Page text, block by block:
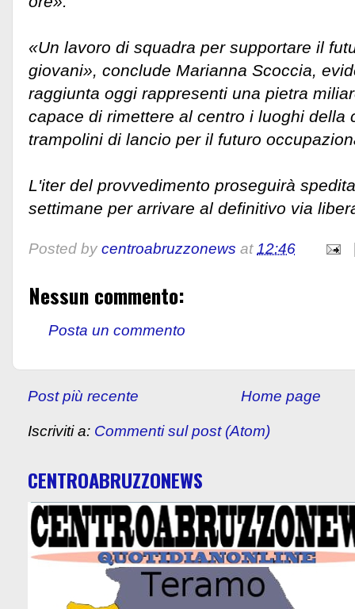
«Un lavoro di squadra per supportare il
giovani», conclude Marianna Scoccia,
raggiunta oggi rappresenti una pietra
capace di rimettere al centro i luoghi della
trampolini di lancio per il futuro
L'iter del provvedimento proseguirà
settimane per arrivare al definitivo via
Posted by centroabruzzonews at12:46
Nessun commento:
Posta un commento
Post più recente Home page
Iscriviti a: Commenti sul post (Atom)
CENTROABRUZZONEWS